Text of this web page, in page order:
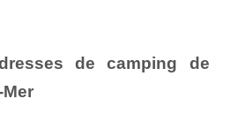
de camping de